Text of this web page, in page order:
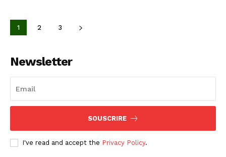
1 2 3
Newsletter
SOUSCRIRE
I've read and accept the Privacy Policy.